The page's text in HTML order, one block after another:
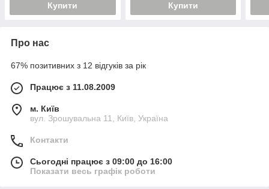
Купити Купити
Про нас
67% позитивних з 12 відгуків за рік
Працює з 11.08.2009
м. Київ
вул. Зрошувальна 11, Київ, Україна
Контакти
Сьогодні працює з 09:00 до 16:00
Показати весь графік роботи